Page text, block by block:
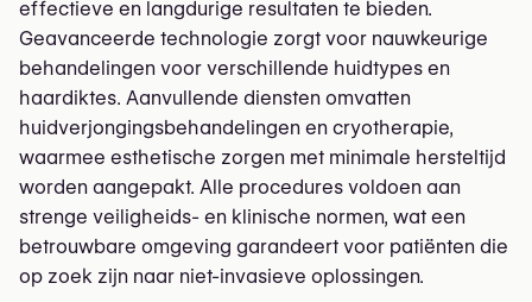
effectieve en langdurige resultaten te bieden.
Geavanceerde technologie zorgt voor nauwkeurige
behandelingen voor verschillende huidtypes en
haardiktes. Aanvullende diensten omvatten
huidverjongingsbehandelingen en cryotherapie,
waarmee esthetische zorgen met minimale hersteltijd
worden aangepakt. Alle procedures voldoen aan
strenge veiligheids- en klinische normen, wat een
betrouwbare omgeving garandeert voor patiënten die
op zoek zijn naar niet-invasieve oplossingen.